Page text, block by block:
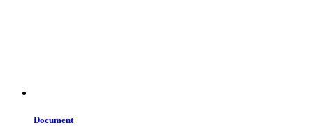
Document